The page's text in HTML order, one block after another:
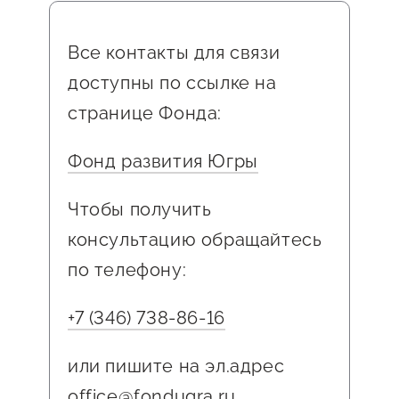
Обучающие
мероприятия
Проекты
Онлайн-витрина
производства
Нормативные
документы
Справочник
предпринимателя
Органы власти
Организации,
предоставляющие поддержку
Интерактивные сервисы
Каталог маркетплейсов
продукции
монтажных работ, демонтажа,
реконструкции, ремонтных работ
Все контакты для связи
доступны по ссылке на
странице Фонда:
Фонд развития Югры
Чтобы получить
консультацию обращайтесь
по телефону:
+7 (346) 738-86-16
или пишите на эл.адрес